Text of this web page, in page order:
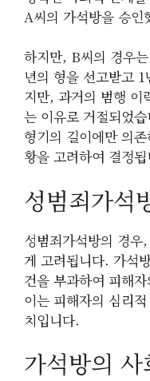
A씨의 가석방을 승인
하지만, B씨의 경우
년의 형을 선고받고
지만, 과거의 범행 이
는 이유로 거절되었
형기의 길이에만 의
황을 고려하여 결정
성범죄가석
성범죄가석방의 경
게 고려됩니다. 가석
건을 부과하여 피해
이는 피해자의 심리
치입니다.
가석방의 사